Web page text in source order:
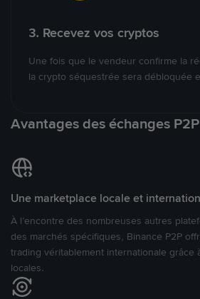
3. Recevez vos cryptos
Une fois que le vendeur confirme la
la crypto séquestrée sera débloquée
Avantages des échanges P2P
Une marketplace locale et
À l’encontre des nombreuses autres
des marchés spécifiques, Binance P2P
trading véritablement internationale grâce
locales.